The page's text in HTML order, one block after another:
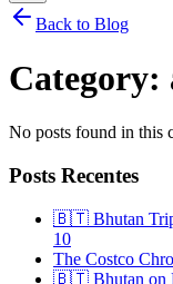
Back to Blog
Category:
No posts found in this
Posts Recentes
🇧🇹 Bhutan Trip
10
The Costco
🇧🇹 Bhutan on